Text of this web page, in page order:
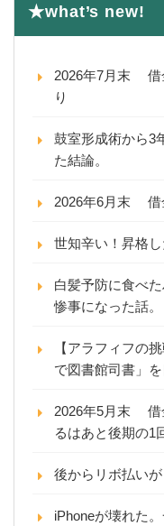
★what’s new!
2026年7月末 借
り
鼓室形成術から3
た結論。
2026年6月末 借
世知辛い！昇格
白髪予防に食べ
惨事になった話。
【アラフィフの
で図書館司書」
2026年5月末 借
るはあと後期の1
後からリボ払い
iPhoneが壊れた